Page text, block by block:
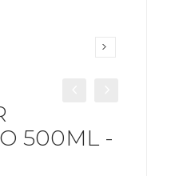
500ML -